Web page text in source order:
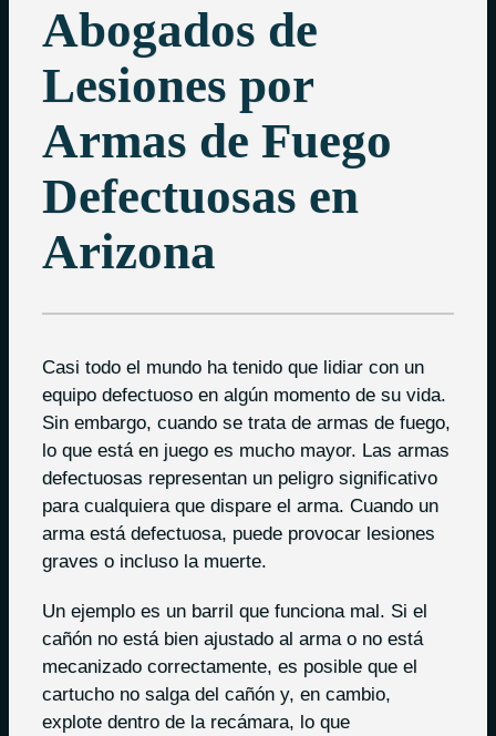
Abogados de
Lesiones por
Armas de Fuego
Defectuosas en
Arizona
Casi todo el mundo ha tenido que lidiar con un
equipo defectuoso en algún momento de su vida.
Sin embargo, cuando se trata de armas de fuego,
lo que está en juego es mucho mayor. Las armas
defectuosas representan un peligro significativo
para cualquiera que dispare el arma. Cuando un
arma está defectuosa, puede provocar lesiones
graves o incluso la muerte.
Un ejemplo es un barril que funciona mal. Si el
cañón no está bien ajustado al arma o no está
mecanizado correctamente, es posible que el
cartucho no salga del cañón y, en cambio,
explote dentro de la recámara, lo que